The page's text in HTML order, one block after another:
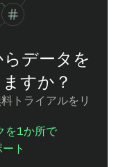
データを
すか？
トライアルをリ
を1か所で
ト